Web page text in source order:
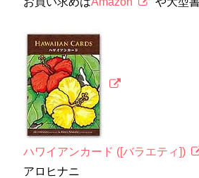
ハワイアンカード ([バラエティ])
アロヒナニ